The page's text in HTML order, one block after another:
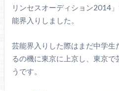
リンセスオーディション2014
能界入りしました。
芸能界入りした際はまだ中学生
るの機に東京に上京し、東京
うです。